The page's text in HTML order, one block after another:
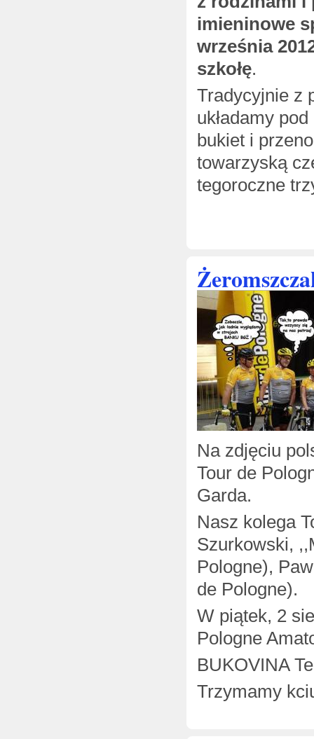
imieninowe
września
szkołę.
Tradycyjnie z
układamy
bukiet i
towarzyską
tegoroczne
Na zdjęciu
Tour de
Garda.
Nasz kolega
Szurkowski,
Pologne),
de Pologne).
W piątek, 2
Pologne
BUKOVINA
Trzymamy